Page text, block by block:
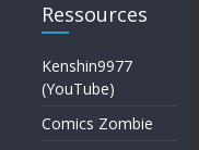
Ressources
Kenshin9977
(YouTube)
Comics Zombie